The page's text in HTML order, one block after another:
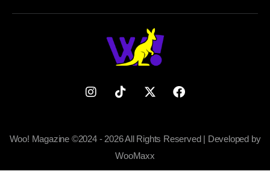
Woo! Magazine ©2024 - 2026 All Rights Reserved | Developed by
WooMaxx